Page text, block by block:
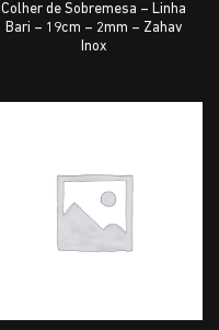
Colher de Sobremesa – Linha
Bari – 19cm – 2mm – Zahav
Inox